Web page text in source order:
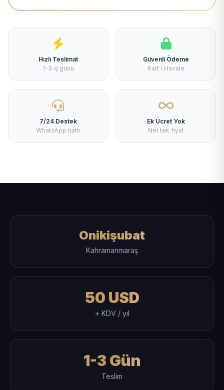
Hızlı Teslimat
1-3 iş günü
Güvenli Ödeme
Kart / Havale
7/24 Destek
WhatsApp hattı
Ek Ücret Yok
Net tek fiyat
Onikişubat
Kahramanmaraş
50 USD
+ KDV / yıl
1-3 Gün
Teslim